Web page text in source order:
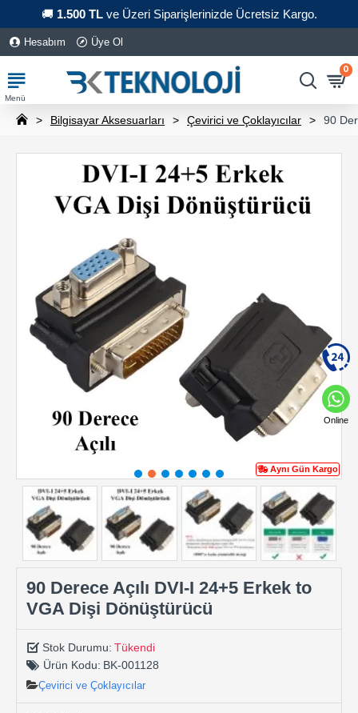
🚚 1.500 TLve Üzeri Siparişlerinizde Ücretsiz Kargo.
Hesabım Üye Ol
0
Bilgisayar Aksesuarları Çevirici ve Çoklayıcılar 90
Aynı Gün Kargo
90 Derece Açılı DVI-I 24+5 Erkek to
VGA Dişi Dönüştürücü
Stok Durumu: Tükendi
Ürün Kodu: BK-001128
Çevirici ve Çoklayıcılar
Online